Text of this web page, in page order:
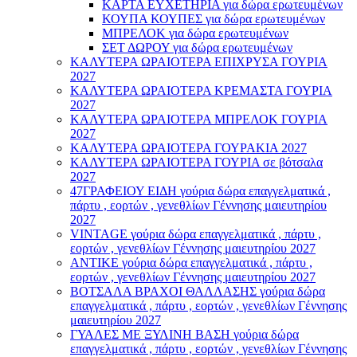
ΚΑΡΤΑ ΕΥΧΕΤΗΡΙΑ για δώρα ερωτευμένων
ΚΟΥΠΑ ΚΟΥΠΕΣ για δώρα ερωτευμένων
ΜΠΡΕΛΟΚ για δώρα ερωτευμένων
ΣΕΤ ΔΩΡΟΥ για δώρα ερωτευμένων
ΚΑΛΥΤΕΡΑ ΩΡΑΙΟΤΕΡΑ ΕΠΙΧΡΥΣΑ ΓΟΥΡΙΑ
2027
ΚΑΛΥΤΕΡΑ ΩΡΑΙΟΤΕΡΑ ΚΡΕΜΑΣΤΑ ΓΟΥΡΙΑ
2027
ΚΑΛΥΤΕΡΑ ΩΡΑΙΟΤΕΡΑ ΜΠΡΕΛΟΚ ΓΟΥΡΙΑ
2027
ΚΑΛΥΤΕΡΑ ΩΡΑΙΟΤΕΡΑ ΓΟΥΡΑΚΙΑ 2027
ΚΑΛΥΤΕΡΑ ΩΡΑΙΟΤΕΡΑ ΓΟΥΡΙΑ σε βότσαλα
2027
47ΓΡΑΦΕΙΟΥ ΕΙΔΗ γούρια δώρα επαγγελματικά ,
πάρτυ , εορτών , γενεθλίων Γέννησης μαιευτηρίου
2027
VINTAGE γούρια δώρα επαγγελματικά , πάρτυ ,
εορτών , γενεθλίων Γέννησης μαιευτηρίου 2027
ΑΝΤΙΚΕ γούρια δώρα επαγγελματικά , πάρτυ ,
εορτών , γενεθλίων Γέννησης μαιευτηρίου 2027
ΒΟΤΣΑΛΑ ΒΡΑΧΟΙ ΘΑΛΛΑΣΗΣ γούρια δώρα
επαγγελματικά , πάρτυ , εορτών , γενεθλίων Γέννησης
μαιευτηρίου 2027
ΓΥΑΛΕΣ ΜΕ ΞΥΛΙΝΗ ΒΑΣΗ γούρια δώρα
επαγγελματικά , πάρτυ , εορτών , γενεθλίων Γέννησης